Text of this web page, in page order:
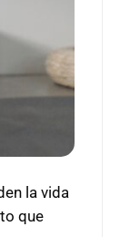
la vida
que